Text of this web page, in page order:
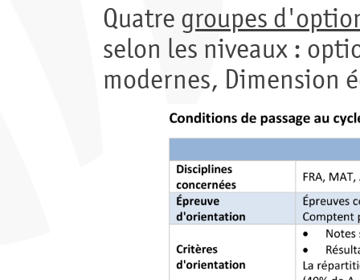
Quatre groupes
selon les niveaux :
modernes, Dimension